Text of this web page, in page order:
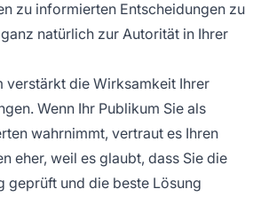
zu informierten Entscheidungen zu
natürlich zur Autorität in Ihrer
verstärkt die Wirksamkeit Ihrer
Wenn Ihr Publikum Sie als
wahrnimmt, vertraut es Ihren
eher, weil es glaubt, dass Sie die
geprüft und die beste Lösung